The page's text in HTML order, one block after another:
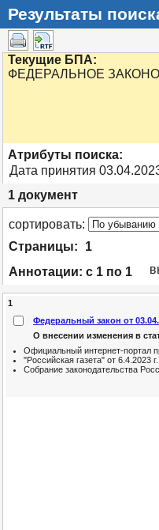
Результаты
Текущие БПА:
ФЕДЕРАЛЬНОЕ
Атрибуты поиска:
Дата принятия
1 документ
cортировать:
Страницы:
1
Аннотации: с 1 по 1